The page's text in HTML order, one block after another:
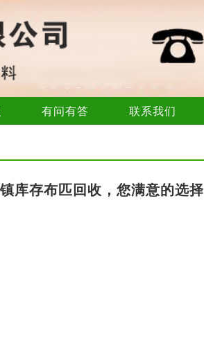
有问有答 联系我们
库存布匹回收，您满意的选择